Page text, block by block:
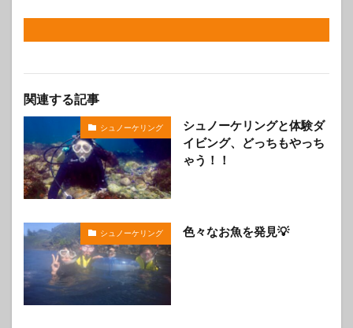
関連する記事
シュノーケリング
シュノーケリングと体験ダ
イビング、どっちもやっち
ゃう！！
シュノーケリング 色々なお魚を発見💡